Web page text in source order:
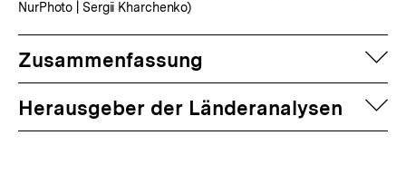
NurPhoto | Sergii Kharchenko)
Zusammenfassung
Herausgeber der Länderanalysen